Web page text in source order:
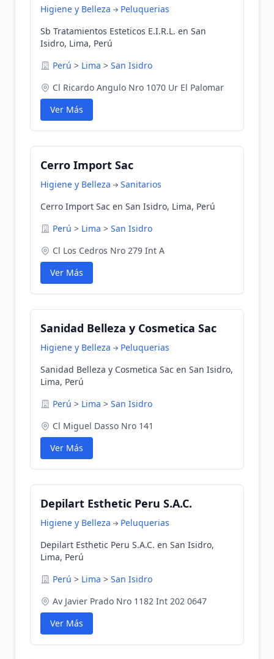
Higiene y Belleza
Peluquerias
Sb Tratamientos Esteticos E.I.R.L. en San
Isidro, Lima, Perú
Perú > Lima > San Isidro
Cl Ricardo Angulo Nro 1070 Ur El Palomar
Ver Más
Cerro Import Sac
Higiene y Belleza
Sanitarios
Cerro Import Sac en San Isidro, Lima, Perú
Perú > Lima > San Isidro
Cl Los Cedros Nro 279 Int A
Ver Más
Sanidad Belleza y Cosmetica Sac
Higiene y Belleza
Peluquerias
Sanidad Belleza y Cosmetica Sac en San Isidro,
Lima, Perú
Perú > Lima > San Isidro
Cl Miguel Dasso Nro 141
Ver Más
Depilart Esthetic Peru S.A.C.
Higiene y Belleza
Peluquerias
Depilart Esthetic Peru S.A.C. en San Isidro,
Lima, Perú
Perú > Lima > San Isidro
Av Javier Prado Nro 1182 Int 202 0647
Ver Más